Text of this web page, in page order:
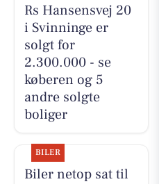
Rs Hansensvej 20
i Svinninge er
solgt for
2.300.000 - se
køberen og 5
andre solgte
boliger
BILER
Biler netop sat til